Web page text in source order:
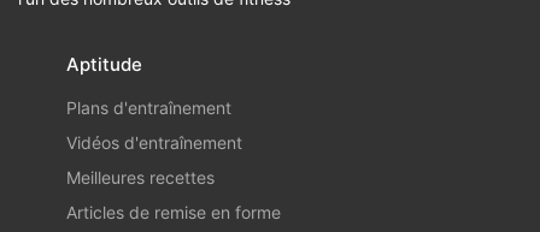
Aptitude
Plans d'entraînement
Vidéos d'entraînement
Meilleures recettes
Articles de remise en forme